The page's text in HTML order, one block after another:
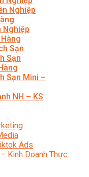
Nghiệp
Nghiệp
Sạn
Sạn
Sạn Mini –
NH – KS
Ads
Kinh Doanh Thực